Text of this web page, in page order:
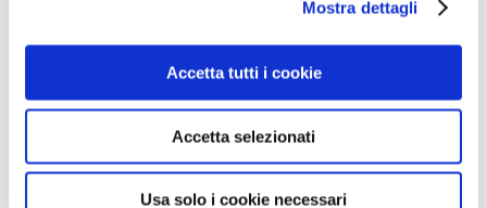
Mostra dettagli
Accetta tutti i cookie
Accetta selezionati
Usa solo i cookie necessari
ACCEDI
Non hai le credenziali?Scopri come
accedere